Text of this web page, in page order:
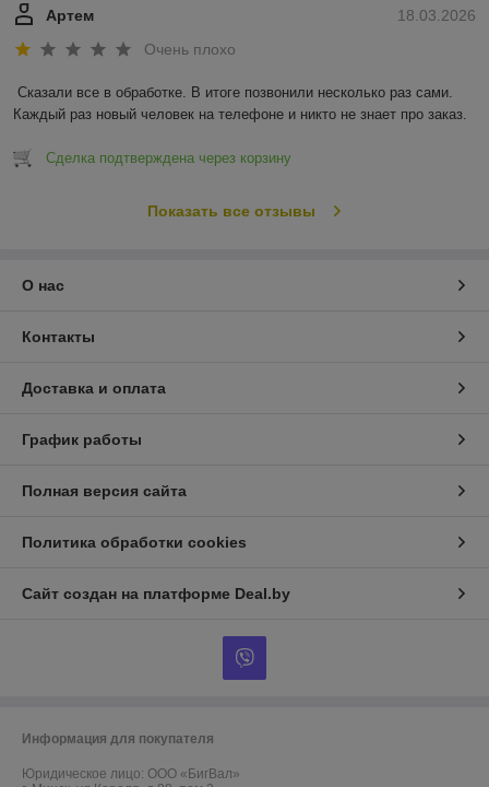
18.03.2026
Артем
Очень плохо
Сказали все в обработке. В итоге позвонили несколько раз сами.
Каждый раз новый человек на телефоне и никто не знает про заказ.
Сделка подтверждена через корзину
Показать все отзывы
О нас
Контакты
Доставка и оплата
График работы
Полная версия сайта
Политика обработки cookies
Сайт создан на платформе Deal.by
Информация для покупателя
Юридическое лицо: ООО «БигВал»